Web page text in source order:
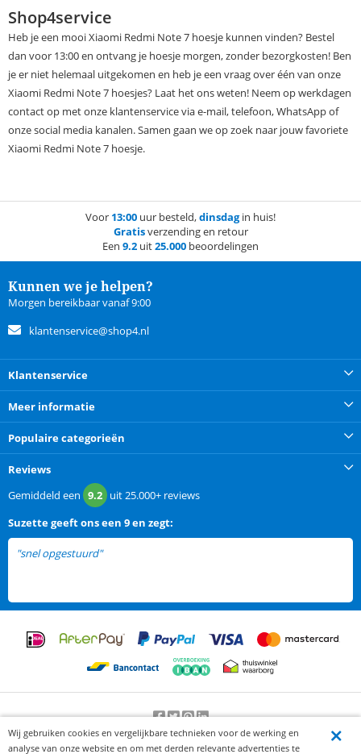
Shop4service
Heb je een mooi Xiaomi Redmi Note 7 hoesje kunnen vinden? Bestel
dan voor 13:00 en ontvang je hoesje morgen, zonder bezorgkosten! Ben
je er niet helemaal uitgekomen en heb je een vraag over één van onze
Xiaomi Redmi Note 7 hoesjes? Laat het ons weten! Neem op werkdagen
contact op met onze klantenservice via e-mail, telefoon, WhatsApp of
onze social media kanalen. Samen gaan we op zoek naar jouw favoriete
Xiaomi Redmi Note 7 hoesje.
Voor 13:00 uur besteld,dinsdagin huis!
Gratisverzending en retour
Een 9.2 uit25.000 beoordelingen
Kunnen we je helpen?
Morgen bereikbaar vanaf 9:00
klantenservice@shop4.nl
Klantenservice
Meer informatie
Populaire categorieën
Reviews
Gemiddeld een 9.2 uit25.000+ reviews
Suzettegeeft ons een 9 en zegt:
"snel opgestuurd"
Beoordeling door klanten:9.2/10-25000beoordelingen
Wij gebruiken cookies en vergelijkbare technieken voor de werking en
analyse van onze website en om met derden relevante advertenties te